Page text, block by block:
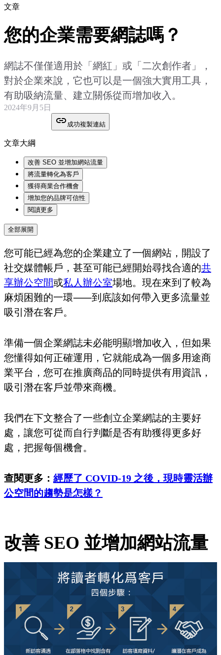
文章
您的企業需要網誌嗎？
網誌不僅僅適用於「網紅」或「二次創作者」，
對於企業來說，它也可以是一個強大實用工具，
有助吸納流量、建立關係從而增加收入。
2024年9月5日
成功複製連結
文章大綱
改善 SEO 並增加網站流量
將流量轉化為客戶
獲得商業合作機會
增加您的品牌可信性
閱讀更多
全部展開
您可能已經為您的企業建立了一個網站，開設了
社交媒體帳戶，甚至可能已經開始尋找合適的共
享辦公空間或私人辦公室場地。現在來到了較為
麻煩困難的一環⸺到底該如何帶入更多流量並
吸引潛在客戶。
準備一個企業網誌未必能明顯增加收入，但如果
您懂得如何正確運用，它就能成為一個多用途商
業平台，您可在推廣商品的同時提供有用資訊，
吸引潛在客戶並帶來商機。
我們在下文整合了一些創立企業網誌的主要好
處，讓您可從而自行判斷是否有助獲得更多好
處，把握每個機會。
查閱更多： 經歷了 COVID-19 之後，現時靈活辦
公空間的趨勢是怎樣？
改善 SEO 並增加網站流量